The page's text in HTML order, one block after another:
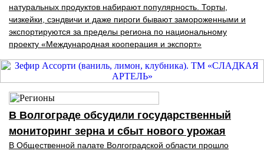
натуральных продуктов набирают популярность. Торты,
чизкейки, сэндвичи и даже пироги бывают замороженными и
экспортируются за пределы региона по национальному
проекту «Международная кооперация и экспорт»
В Волгограде обсудили государственный
мониторинг зерна и сбыт нового урожая
В Общественной палате Волгоградской области прошло